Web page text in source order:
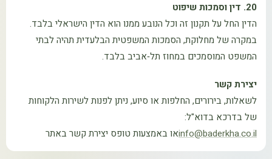
20. דין וסמכות שיפוט
הדין החל על תקנון זה וכל הנובע ממנו הוא הדין הישראלי בלבד.
במקרה של מחלוקת, הסמכות המשפטית הבלעדית תהיה לבתי
המשפט המוסמכים במחוז תל‑אביב בלבד.
יצירת קשר
לשאלות, בירורים, החלפות או סיוע, ניתן לפנות לשירות הלקוחות
של בדרכא בדוא"ל:
info@baderkha.co.ilאו באמצעות טופס יצירת קשר באתר